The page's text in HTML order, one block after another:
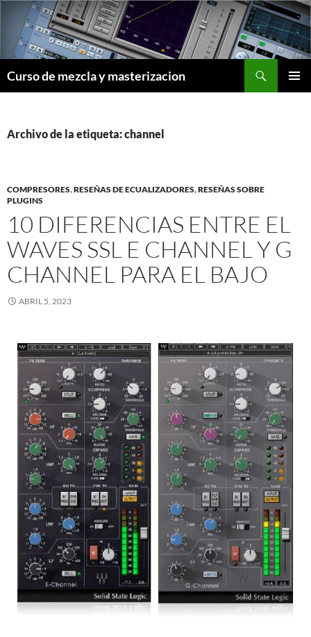
contenido
Curso de mezcla y masterizacion
Archivo de la etiqueta: channel
COMPRESORES,RESEÑAS DE ECUALIZADORES,RESEÑAS SOBRE
PLUGINS
10 DIFERENCIAS ENTRE EL
WAVES SSL E CHANNEL Y G
CHANNEL PARA EL BAJO
ABRIL 5, 2023